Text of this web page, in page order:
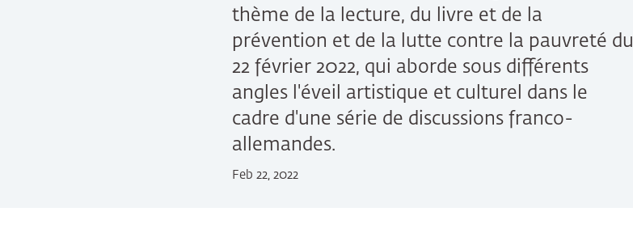
thème de la lecture, du livre et de la
prévention et de la lutte contre la pauvreté du
22 février 2022, qui aborde sous différents
angles l'éveil artistique et culturel dans le
cadre d'une série de discussions franco-
allemandes.
Feb 22, 2022